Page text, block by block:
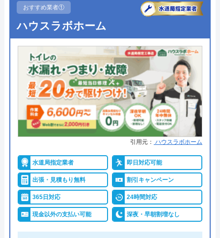
おすすめ業者①
ハウスラボホーム
引用元： ハウスラボホーム
水道局指定業者 即日対応可能
出張・見積もり無料 割引キャンペーン
365日対応 24時間対応
現金以外の支払い可能 深夜・早朝割増なし